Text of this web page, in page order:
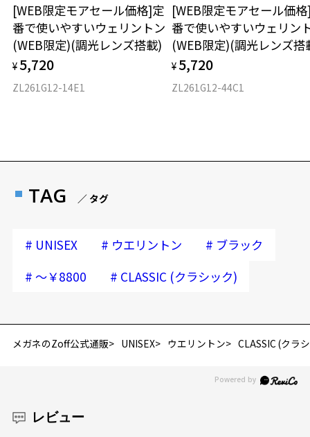
[WEB限定モアセール価格]定
番で使いやすいウェリントン
(WEB限定)(調光レンズ搭載)
¥ 5,720
ZL261G12-14E1
[WEB限定モアセール価
番で使いやすいウェリン
(WEB限定)(調光レンズ搭
¥ 5,720
ZL261G12-44C1
TAG ／ タグ
# UNISEX # ウエリントン # ブラック
# ～￥8800 # CLASSIC (クラシック)
メガネのZoff公式通販 UNISEX ウエリントン CLASSIC (クラ
レビュー